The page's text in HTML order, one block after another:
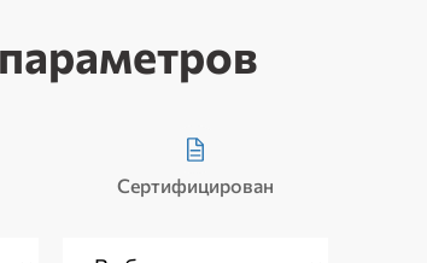
Сертифицирован